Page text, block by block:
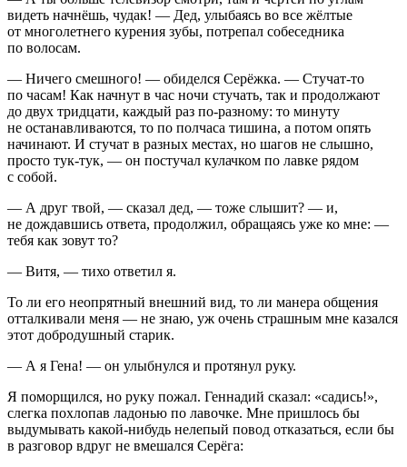
видеть начнёшь, чудак! — Дед, улыбаясь во все жёлтые
от многолетнего курения зубы, потрепал собеседника
по волосам.
— Ничего смешного! — обиделся Серёжка. — Стучат-то
по часам! Как начнут в час ночи стучать, так и продолжают
до двух тридцати, каждый раз по-разному: то минуту
не останавливаются, то по полчаса тишина, а потом опять
начинают. И стучат в разных местах, но шагов не слышно,
просто тук-тук, — он постучал кулачком по лавке рядом
с собой.
— А друг твой, — сказал дед, — тоже слышит? — и,
не дождавшись ответа, продолжил, обращаясь уже ко мне: —
тебя как зовут то?
— Витя, — тихо ответил я.
То ли его неопрятный внешний вид, то ли манера общения
отталкивали меня — не знаю, уж очень страшным мне казался
этот добродушный старик.
— А я Гена! — он улыбнулся и протянул руку.
Я поморщился, но руку пожал. Геннадий сказал: «садись!»,
слегка похлопав ладонью по лавочке. Мне пришлось бы
выдумывать какой-нибудь нелепый повод отказаться, если бы
в разговор вдруг не вмешался Серёга: